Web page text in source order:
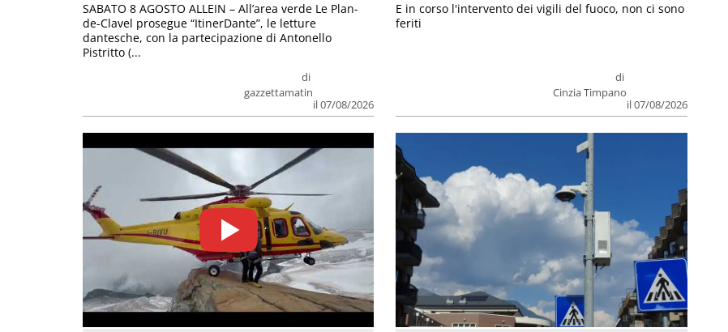
di
gazzettamatin
il 07/08/2026
SABATO 8 AGOSTO ALLEIN – All’area verde Le Plan-
de-Clavel prosegue “ItinerDante”, le letture
dantesche, con la partecipazione di Antonello
Pistritto (...
di
Cinzia Timpano
il 07/08/2026
E in corso l'intervento dei vigili del fuoco, non ci sono
feriti